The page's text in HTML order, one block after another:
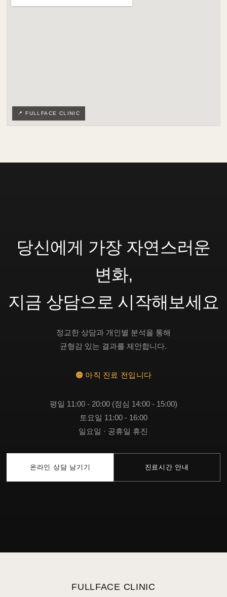
📍 FULLFACE CLINIC
당신에게 가장 자연스러운
변화,
지금 상담으로 시작해보세요
정교한 상담과 개인별 분석을 통해
균형감 있는 결과를 제안합니다.
🟠 아직 진료 전입니다
평일 11:00 - 20:00 (점심 14:00 - 15:00)
토요일 11:00 - 16:00
일요일 · 공휴일 휴진
온라인 상담 남기기 진료시간 안내
FULLFACE CLINIC